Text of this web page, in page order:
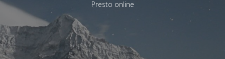
Presto online